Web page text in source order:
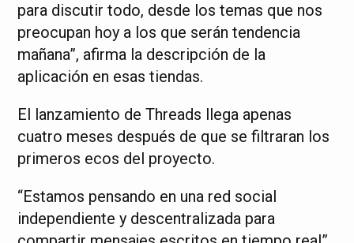
para discutir todo, desde los temas que nos
preocupan hoy a los que serán tendencia
mañana”, afirma la descripción de la
aplicación en esas tiendas.
El lanzamiento de Threads llega apenas
cuatro meses después de que se filtraran los
primeros ecos del proyecto.
“Estamos pensando en una red social
independiente y descentralizada para